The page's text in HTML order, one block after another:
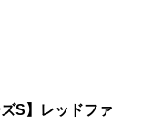
S】レッドファ